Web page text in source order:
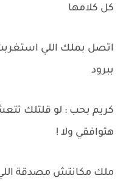
كل كلامها
اتصل بملك اللي
ببرود
كريم بحب : لو قلتلك
هتوافقي ولا !
ملك مكانتش مصدقة